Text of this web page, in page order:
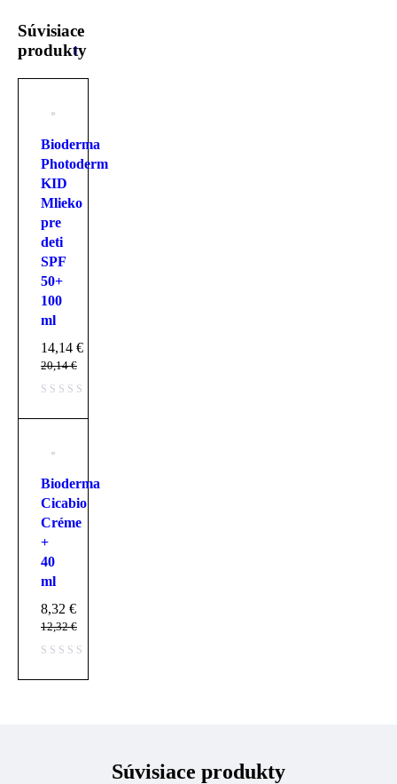
Súvisiace
produkty
Bioderma
Photoderm
KID
Mlieko
pre
deti
SPF
50+
100
ml
20,14€
14,14 €
Bioderma
Cicabio
Créme
+
40
ml
12,32€
8,32 €
Súvisiace produkty